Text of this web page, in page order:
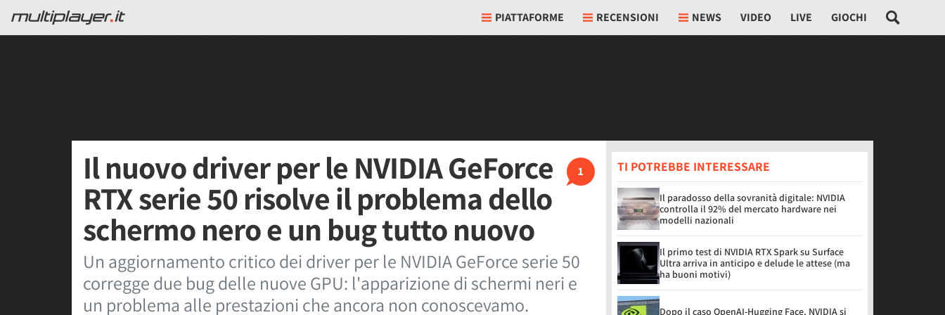
PIATTAFORME RECENSIONI NEWS VIDEO LIVE GIOCHI
1
Il nuovo driver per le NVIDIA GeForce
RTX serie 50 risolve il problema dello
schermo nero e un bug tutto nuovo
Un aggiornamento critico dei driver per le NVIDIA GeForce serie 50
corregge due bug delle nuove GPU: l'apparizione di schermi neri e
un problema alle prestazioni che ancora non conoscevamo.
TI POTREBBE INTERESSARE
Il paradosso della sovranità digitale: NVIDIA
controlla il 92% del mercato hardware nei
modelli nazionali
Il primo test di NVIDIA RTX Spark su Surface
Ultra arriva in anticipo e delude le attese (ma
ha buoni motivi)
Dopo il caso OpenAI-Hugging Face, NVIDIA si